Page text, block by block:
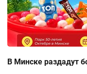
В Минске раздадут